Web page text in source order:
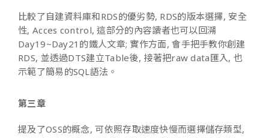
比較了自建資料庫和RDS的優劣勢, RDS的版本選擇, 安全
性, Acces control, 這部分的內容讀者也可以回溯
Day19~Day21的鐵人文章; 實作方面, 會手把手教你創建
RDS, 並透過DTS建立Table後, 接著把raw data匯入, 也
示範了簡易的SQL語法。
第三章
提及了OSS的概念, 可依照存取速度快慢而選擇儲存類型,